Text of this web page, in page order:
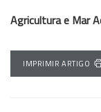
Agricultura e Mar
IMPRIMIR ARTIGO